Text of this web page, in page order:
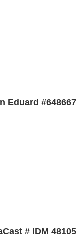
Eduard #648667
# IDM 48105